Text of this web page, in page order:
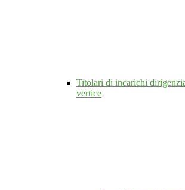
Titolari di incarichi
vertice